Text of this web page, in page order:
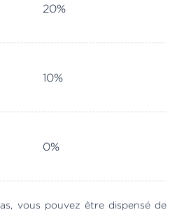
20%
10%
0%
vous pouvez être dispensé de